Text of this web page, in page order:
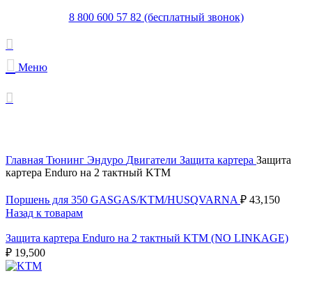
8 800 600 57 82 (бесплатный звонок)
Меню
Главная Тюнинг Эндуро Двигатели Защита картера Защита
картера Enduro на 2 тактный KTM
Поршень для 350 GASGAS/KTM/HUSQVARNA ₽ 43,150
Назад к товарам
Защита картера Enduro на 2 тактный KTM (NO LINKAGE)
₽ 19,500